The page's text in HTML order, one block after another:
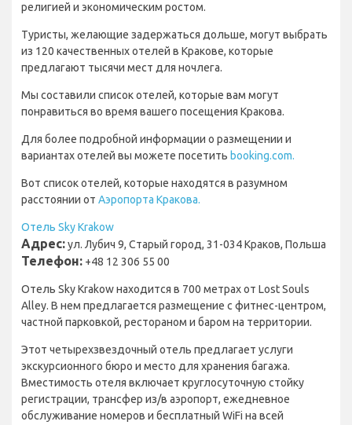
религией и экономическим ростом.
Туристы, желающие задержаться дольше, могут выбрать
из 120 качественных отелей в Кракове, которые
предлагают тысячи мест для ночлега.
Мы составили список отелей, которые вам могут
понравиться во время вашего посещения Кракова.
Для более подробной информации о размещении и
вариантах отелей вы можете посетить booking.com.
Вот список отелей, которые находятся в разумном
расстоянии от Аэропорта Кракова.
Отель Sky Krakow
Адрес:ул. Лубич 9, Старый город, 31-034 Краков, Польша
Телефон: +48 12 306 55 00
Отель Sky Krakow находится в 700 метрах от Lost Souls
Alley. В нем предлагается размещение с фитнес-центром,
частной парковкой, рестораном и баром на территории.
Этот четырехзвездочный отель предлагает услуги
экскурсионного бюро и место для хранения багажа.
Вместимость отеля включает круглосуточную стойку
регистрации, трансфер из/в аэропорт, ежедневное
обслуживание номеров и бесплатный WiFi на всей